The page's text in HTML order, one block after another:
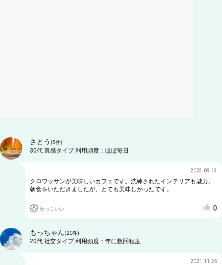
さとう (5件)
30代 直感タイプ利用頻度： ほぼ毎日
2023.09.13
クロワッサンが美味しいカフェです。洗練されたインテリアも魅力。
朝食をいただきましたが、とても美味しかったです。
かっこいい 0
もっちゃん(20件)
20代 社交タイプ利用頻度： 年に数回程度
2021.11.26